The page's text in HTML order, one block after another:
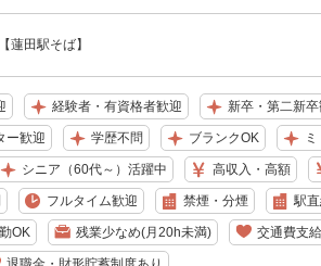
田駅そば】
経験者・有資格者歓迎 新卒・第二新卒
ー歓迎 学歴不問 ブランクOK
シニア（60代～）活躍中 高収入・高額
フルタイム歓迎 禁煙・分煙 駅
OK 残業少なめ(月20h未満) 交通費支給